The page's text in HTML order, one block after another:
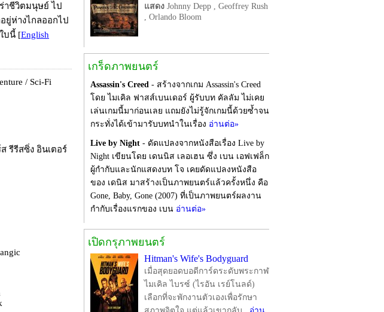
ชีวิตมนุษย์ ไป
ห่างไกลออกไป
บนี้ [English
/ Sci-Fi
รีรีสซิ่ง อินเตอร์
แสดง Johnny Depp , Geoffrey Rush
, Orlando Bloom
เกร็ดภาพยนตร์
Assassin's Creed - สร้างจากเกม Assassin's Creed
โดย ไมเคิล ฟาสส์เบนเดอร์ ผู้รับบท คัลลัม ไม่เคย
เล่นเกมนี้มาก่อนเลย แถมยังไม่รู้จักเกมนี้ด้วยซ้ำจน
กระทั่งได้เข้ามารับบทนำในเรื่อง อ่านต่อ»
Live by Night - ดัดแปลงจากหนังสือเรื่อง Live by
Night เขียนโดย เดนนิส เลอเฮน ซึ่ง เบน เอฟเฟล็ก
ผู้กำกับและนักแสดงบท โจ เคยดัดแปลงหนังสือ
ของ เดนิส มาสร้างเป็นภาพยนตร์แล้วครั้งหนึ่ง คือ
Gone, Baby, Gone (2007) ที่เป็นภาพยนตร์ผลงาน
กำกับเรื่องแรกของ เบน อ่านต่อ»
เปิดกรุภาพยนตร์
Hitman's Wife's Bodyguard
เมื่อสุดยอดบอดีการ์ดระดับพระกาฬ
ไมเคิล ไบรซ์ (ไรอัน เรย์โนลด์)
เลือกที่จะพักงานตัวเองเพื่อรักษา